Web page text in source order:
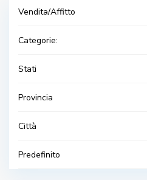
Vendita/Affitto
Categorie:
Stati
Provincia
Città
Predefinito